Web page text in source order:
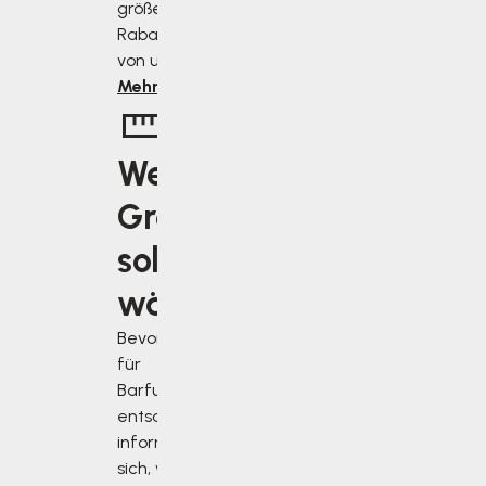
größer ist der
Rabatt, den Sie
von uns erhalten.
Mehr erfahren
Welche
Größe
soll ich
wählen?
Bevor Sie sich
für
Barfußschuhe
entscheiden,
informieren Sie
sich, wie Sie Ihre